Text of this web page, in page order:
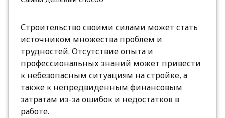
Строительство своими силами может стать
источником множества проблем и
трудностей. Отсутствие опыта и
профессиональных знаний может привести
к небезопасным ситуациям на стройке, а
также к непредвиденным финансовым
затратам из-за ошибок и недостатков в
работе.